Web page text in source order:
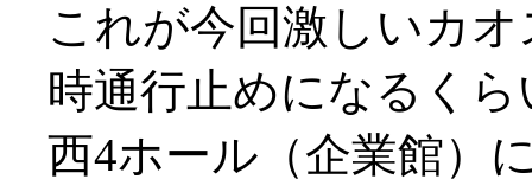
これが今回激しいカ
時通行止めになるくら
西4ホール（企業館）